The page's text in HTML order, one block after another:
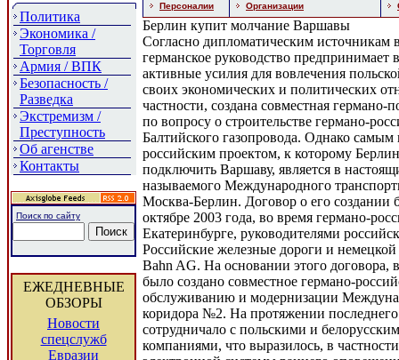
Политика
Экономика /
Торговля
Армия / ВПК
Безопасность /
Разведка
Экстремизм /
Преступность
Об агенстве
Контакты
Поиск по сайту
ЕЖЕДНЕВНЫЕ
ОБЗОРЫ
Новости
спецслужб
Евразии
Персоналии Организации
Берлин купит молчание Варшавы
Согласно дипломатическим источникам
германское руководство предпринимает
активные усилия для вовлечения
своих экономических и политических
частности, создана совместная германо-
по вопросу о строительстве германо-
Балтийского газопровода. Однако
российским проектом, к которому
подключить Варшаву, является в
называемого Международного
Москва-Берлин. Договор о его создании
октябре 2003 года, во время германо-
Екатеринбурге, руководителями
Российские железные дороги и
Bahn AG. На основании этого договора,
было создано совместное германо-
обслуживанию и модернизации
коридора №2. На протяжении
сотрудничало с польскими и
компаниями, что выразилось, в